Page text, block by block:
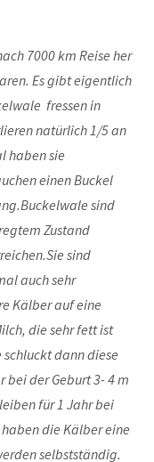
7000 km Reise her
Es gibt eigentlich
fressen in
natürlich 1/5 an
haben sie
einen Buckel
sind
Zustand
sind
auch sehr
Kälber auf eine
die sehr fett ist
dann diese
bei der Geburt 3- 4 m
für 1 Jahr bei
die Kälber eine
selbstständig.